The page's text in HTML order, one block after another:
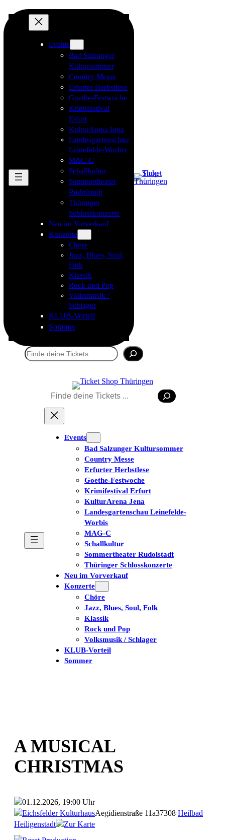
Events
Bad Salzunger
Kultursommer
Country Messe
Erfurter Herbstlese
Goethe-Festwoche
Krimifestival
Erfurt
KulturArena Jena
Landesgartenschau
Leinefelde-Worbis
MAG-C
Schallkultur
Sommertheater
Rudolstadt
Thüringer
Schlosskonzerte
Neu im Vorverkauf
Konzerte
Chöre
Jazz, Blues, Soul,
Folk
Klassik
Rock und Pop
Volksmusik /
Schlager
KLUB-Vorteil
Sommer
Suchen
Suchen
Events
Bad Salzunger Kultursommer
Country Messe
Erfurter Herbstlese
Goethe-Festwoche
Krimifestival Erfurt
KulturArena Jena
Landesgartenschau Leinefelde-
Worbis
MAG-C
Schallkultur
Sommertheater Rudolstadt
Thüringer Schlosskonzerte
Neu im Vorverkauf
Konzerte
Chöre
Jazz, Blues, Soul, Folk
Klassik
Rock und Pop
Volksmusik / Schlager
KLUB-Vorteil
Sommer
A MUSICAL
CHRISTMAS
01.12.2026, 19:00 Uhr
Eichsfelder KulturhausAegidienstraße 11a37308 Heilbad
Heiligenstadt
Zur Karte
Tickets kaufen